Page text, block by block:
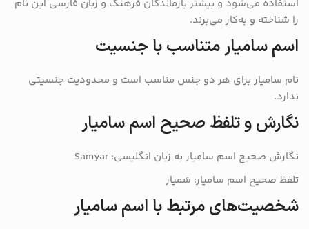
استفاده می‌شود و بیشتر بازماندگان فرهنگ و زبان فارسی این نام
را شناخته و به‌کار می‌برند.
اسم سامیار متناسب با جنسیت
نام سامیار برای هر دو جنس مناسب است و محدودیت جنسیتی
ندارد.
نگارش و تلفظ صحیح اسم سامیار
نگارش صحیح اسم سامیار به زبان انگلیسی: Samyar
تلفظ صحیح اسم سامیار: سَمیار
شخصیت‌های مرتبط با اسم سامیار